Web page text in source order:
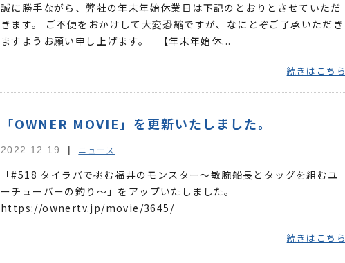
誠に勝手ながら、弊社の年末年始休業日は下記のとおりとさせていただ
きます。 ご不便をおかけして大変恐縮ですが、なにとぞご了承いただき
ますようお願い申し上げます。 【年末年始休...
続きはこちら
「OWNER MOVIE」を更新いたしました。
2022.12.19 ニュース
「#518 タイラバで挑む福井のモンスター～敏腕船長とタッグを組むユ
ーチューバーの釣り～」をアップいたしました。
https://ownertv.jp/movie/3645/
続きはこちら